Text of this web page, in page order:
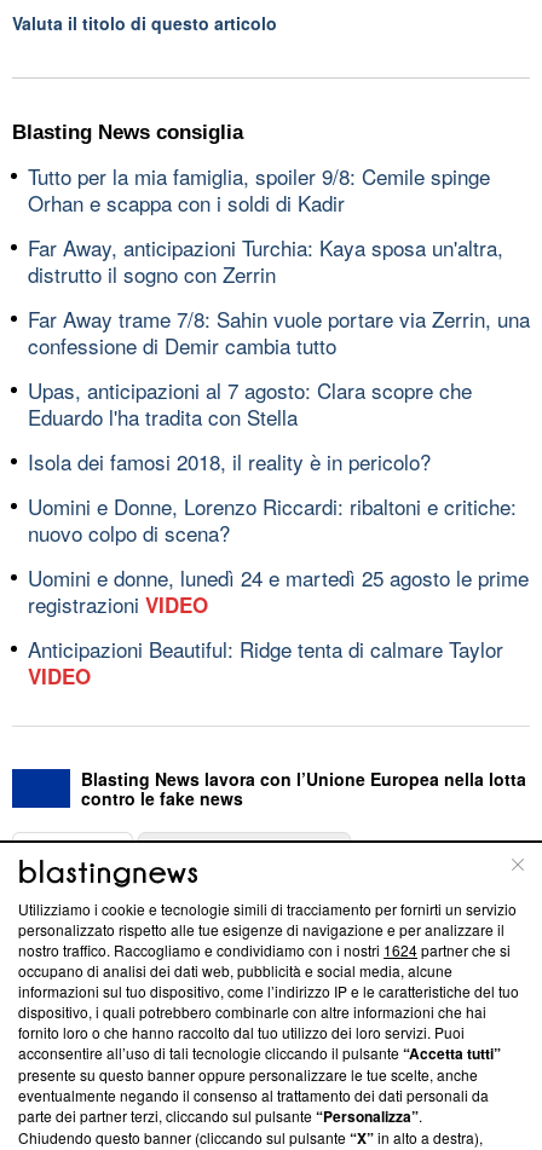
Valuta il titolo di questo articolo
Blasting News consiglia
Tutto per la mia famiglia, spoiler 9/8: Cemile spinge
Orhan e scappa con i soldi di Kadir
Far Away, anticipazioni Turchia: Kaya sposa un'altra,
distrutto il sogno con Zerrin
Far Away trame 7/8: Sahin vuole portare via Zerrin, una
confessione di Demir cambia tutto
Upas, anticipazioni al 7 agosto: Clara scopre che
Eduardo l'ha tradita con Stella
Isola dei famosi 2018, il reality è in pericolo?
Uomini e Donne, Lorenzo Riccardi: ribaltoni e critiche:
nuovo colpo di scena?
Uomini e donne, lunedì 24 e martedì 25 agosto le prime
registrazioni VIDEO
Anticipazioni Beautiful: Ridge tenta di calmare Taylor
VIDEO
Blasting News lavora con l’Unione Europea nella lotta
contro le fake news
ABOUT
Questa sezione offre informazioni trasparenti su Blasting
News, sui nostri processi editoriali e su come ci impegniamo a
creare news di qualità. Inoltre, afferma la nostra aderenza a
‘Trust Project - News with Integrity’Blasting News non è
ancora membro del programma, ma ha richiesto di farne
parte; Trust Project non ha ancora effettuato una verifica di
conformità agli standard.
Su di noi
Utilizziamo i cookie e tecnologie simili di tracciamento per fornirti un servizio
personalizzato rispetto alle tue esigenze di navigazione e per analizzare il
nostro traffico. Raccogliamo e condividiamo con i nostri 1624partner che si
occupano di analisi dei dati web, pubblicità e social media, alcune
informazioni sul tuo dispositivo, come l’indirizzo IP e le caratteristiche del tuo
dispositivo, i quali potrebbero combinarle con altre informazioni che hai
fornito loro o che hanno raccolto dal tuo utilizzo dei loro servizi. Puoi
acconsentire all’uso di tali tecnologie cliccando il pulsante“Accetta tutti”
presente su questo banner oppure personalizzare le tue scelte, anche
eventualmente negando il consenso al trattamento dei dati personali da
parte dei partner terzi, cliccando sul pulsante“Personalizza”.
Chiudendo questo banner (cliccando sul pulsante“X”in alto a destra),